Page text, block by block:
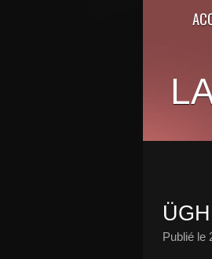
Publié le